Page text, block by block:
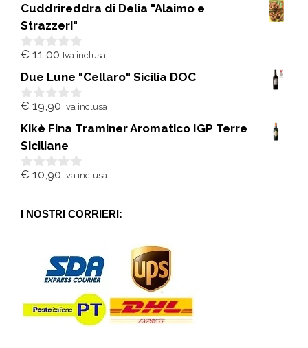
u
5
Cuddrireddra di Delia "Alaimo e
Strazzeri"
0
u
5
€ 11,00 Iva inclusa
Due Lune "Cellaro" Sicilia DOC
0
u
5
€ 19,90 Iva inclusa
Kikè Fina Traminer Aromatico IGP Terre
Siciliane
0
5
€ 10,90 Iva inclusa
I NOSTRI CORRIERI: